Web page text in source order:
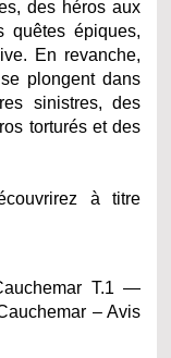
des héros aux
quêtes épiques,
En revanche,
plongent dans
sinistres, des
torturés et des
à titre
T.1 —
– Avis